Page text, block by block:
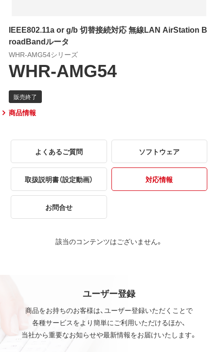
IEEE802.11a or g/b 切替接続対応 無線LAN AirStation B
roadBandルータ
WHR-AMG54シリーズ
WHR-AMG54
商品情報
よくあるご質問 ソフトウェア
取扱説明書（設定動画） 対応情報
お問合せ
該当のコンテンツはございません。
ユーザー登録
商品をお持ちのお客様は、ユーザー登録いただくことで
各種サービスをより簡単にご利用いただけるほか、
当社から重要なお知らせや最新情報をお届けいたします。